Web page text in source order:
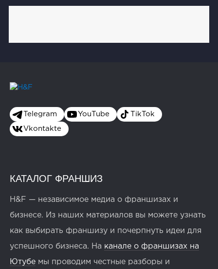
Telegram YouTube TikTok
Vkontakte
КАТАЛОГ ФРАНШИЗ
H&F — независимое медиа о франшизах и
бизнесе. Из наших материалов вы можете узнать
как выбирать франшизу и почерпнуть идеи для
успешного бизнеса. На канале о франшизах на
Ютубе мы проводим честные разборы и